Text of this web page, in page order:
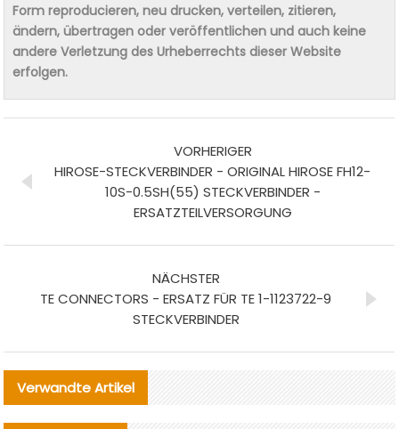
Form reproducieren, neu drucken, verteilen, zitieren,
ändern, übertragen oder veröffentlichen und auch keine
andere Verletzung des Urheberrechts dieser Website
erfolgen.
VORHERIGER
HIROSE-STECKVERBINDER - ORIGINAL HIROSE FH12-
10S-0.5SH(55) STECKVERBINDER -
ERSATZTEILVERSORGUNG
NÄCHSTER
TE CONNECTORS - ERSATZ FÜR TE 1-1123722-9
STECKVERBINDER
Verwandte Artikel